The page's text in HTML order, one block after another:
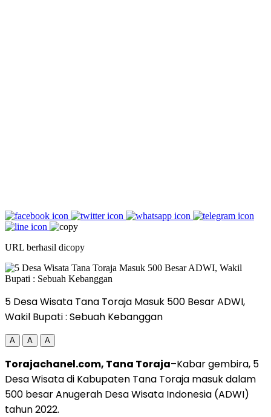
URL berhasil dicopy
5 Desa Wisata Tana Toraja Masuk 500 Besar ADWI,
Wakil Bupati : Sebuah Kebanggan
A A A
Torajachanel.com, Tana Toraja–Kabar gembira, 5
Desa Wisata di Kabupaten Tana Toraja masuk dalam
500 besar Anugerah Desa Wisata Indonesia (ADWI)
tahun 2022.